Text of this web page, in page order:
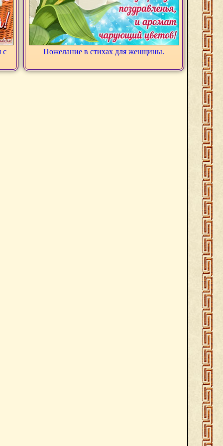
с Пожелание в стихах для женщины.